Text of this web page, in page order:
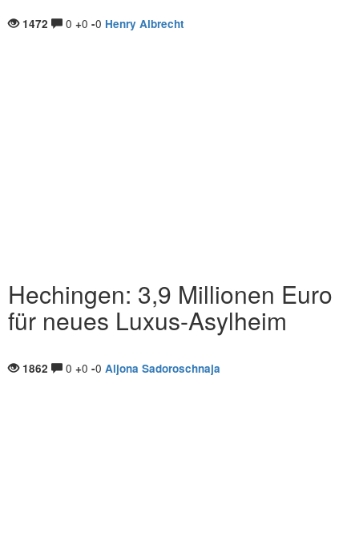
1472 0 +0 -0 Henry Albrecht
Hechingen: 3,9 Millionen Euro
für neues Luxus-Asylheim
1862 0 +0 -0 Aljona Sadoroschnaja